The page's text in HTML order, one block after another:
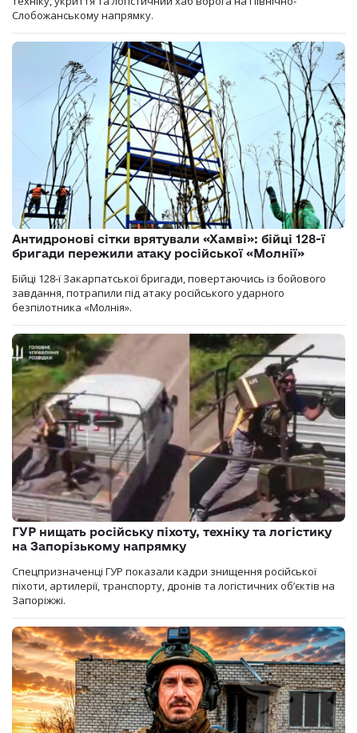
Слобожанському напрямку.
Антидронові сітки врятували «Хамві»: бійці 128-ї
бригади пережили атаку російської «Молнії»
Бійці 128-ї Закарпатської бригади, повертаючись із бойового
завдання, потрапили під атаку російського ударного
безпілотника «Молнія».
ГУР нищать російську піхоту, техніку та логістику
на Запорізькому напрямку
Спецпризначенці ГУР показали кадри знищення російської
піхоти, артилерії, транспорту, дронів та логістичних об’єктів на
Запоріжжі.